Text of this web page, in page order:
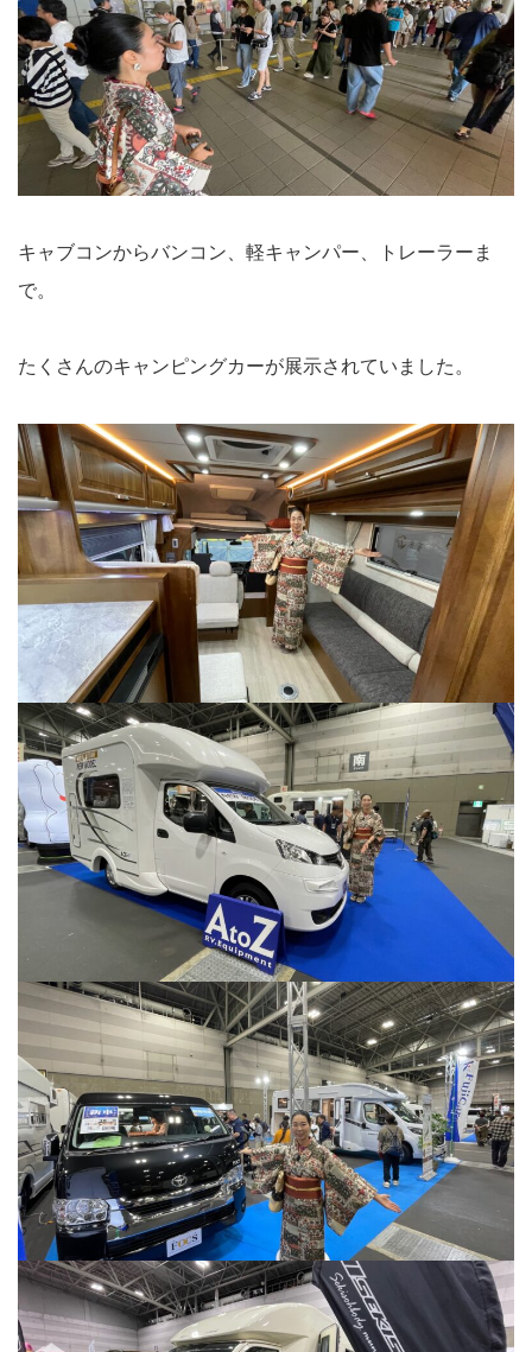
キャブコンからバンコン、軽キャンパー、トレーラーま
で。
たくさんのキャンピングカーが展示されていました。